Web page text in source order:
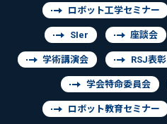
ロボット工学セミナー
SIer 座談会
学術講演会 RSJ表彰
学会特命委員会
ロボット教育セミナー